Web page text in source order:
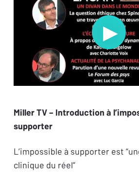
Miller TV – Introduction à
supporter
L’impossible à supporter est
clinique du réel”